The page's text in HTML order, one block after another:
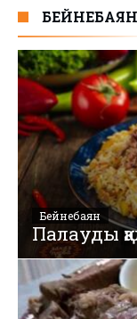
БЕЙНЕБАЯН
Бейнебаян
Палауды